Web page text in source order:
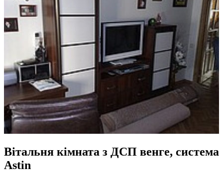
Вітальня кімната з ДСП венге, система
Astin